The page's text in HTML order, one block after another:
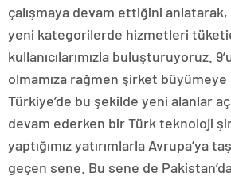
çalışmaya devam ettiğini anlatarak,
yeni kategorilerde hizmetleri
kullanıcılarımızla buluşturuyoruz.
olmamıza rağmen şirket büyümeye
Türkiye’de bu şekilde yeni alanlar
devam ederken bir Türk teknoloji
yaptığımız yatırımlarla Avrupa’ya
geçen sene. Bu sene de